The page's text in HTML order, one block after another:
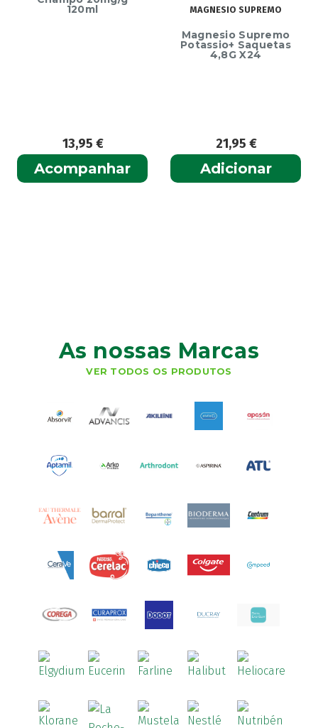
120ml
13,95€
Acompanhar
MAGNESIO SUPREMO
Magnesio Supremo
Potassio+ Saquetas
4,8G X24
21,95€
Adicionar
As nossas Marcas
VER TODOS OS PRODUTOS